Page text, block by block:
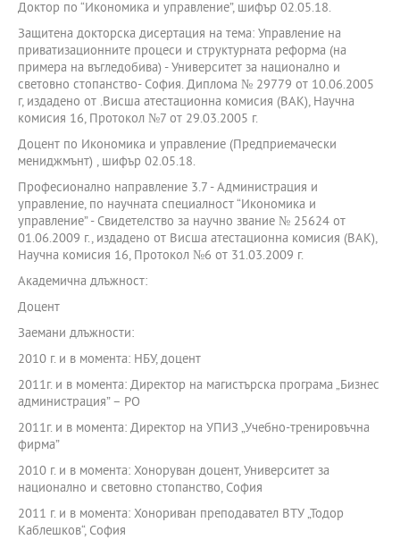
Доктор по “Икономика и управление”, шифър 02.05.18.
Защитена докторска дисертация на тема: Управление на
приватизационните процеси и структурната реформа (на
примера на въгледобива) - Университет за национално и
световно стопанство- София. Диплома № 29779 от 10.06.2005
г, издадено от .Висша атестационна комисия (ВАК), Научна
комисия 16, Протокол №7 от 29.03.2005 г.
Доцент по Икономика и управление (Предприемачески
мениджмънт) , шифър 02.05.18.
Професионално направление 3.7 - Администрация и
управление, по научната специалност “Икономика и
управление” - Свидетелство за научно звание № 25624 от
01.06.2009 г., издадено от Висша атестационна комисия (ВАК),
Научна комисия 16, Протокол №6 от 31.03.2009 г.
Академична длъжност:
Доцент
Заемани длъжности:
2010 г. и в момента: НБУ, доцент
2011г. и в момента: Директор на магистърска програма „Бизнес
администрация” – РО
2011г. и в момента: Директор на УПИЗ „Учебно-тренировъчна
фирма”
2010 г. и в момента: Хоноруван доцент, Университет за
национално и световно стопанство, София
2011 г. и в момента: Хонориван преподавател ВТУ „Тодор
Каблешков“, София